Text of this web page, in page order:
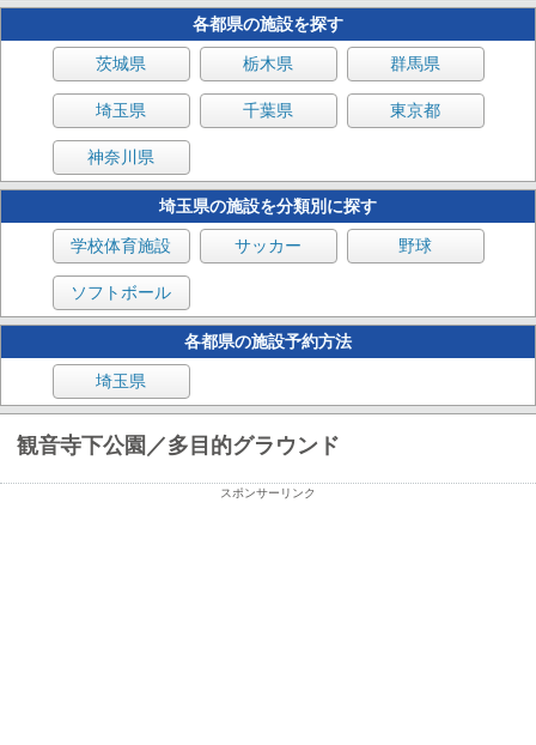
各都県の施設を探す
茨城県 栃木県 群馬県
埼玉県 千葉県 東京都
神奈川県
埼玉県の施設を分類別に探す
学校体育施設 サッカー 野球
ソフトボール
各都県の施設予約方法
埼玉県
観音寺下公園／多目的グラウンド
スポンサーリンク